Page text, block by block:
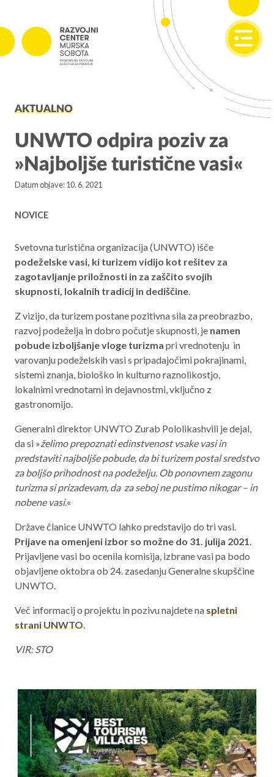
Projekti v izvajanju
Zaključeni projekti
PODJETNIŠTVO
SPOT
Invest Pomurje
REGIONALNI RAZVOJ
Aktualno programsko obdobje 2021 – 2027
Obmejna problemska območja
O NAS
NAŠE STORITVE
REGIJA
STIK
AKTUALNO
RAZPISI
AKTUALNO
UNWTO odpira poziv za
»Najboljše turistične vasi«
Datum objave: 10. 6. 2021
NOVICE
Svetovna turistična organizacija (UNWTO) išče
podeželske vasi, ki turizem vidijo kot rešitev za
zagotavljanje priložnosti in za zaščito svojih
skupnosti, lokalnih tradicij in dediščine.
Z vizijo, da turizem postane pozitivna sila za preobrazbo,
razvoj podeželja in dobro počutje skupnosti, je namen
pobude izboljšanje vloge turizma pri vrednotenju in
varovanju podeželskih vasi s pripadajočimi pokrajinami,
sistemi znanja, biološko in kulturno raznolikostjo,
lokalnimi vrednotami in dejavnostmi, vključno z
gastronomijo.
Generalni direktor UNWTO Zurab Pololikashvili je dejal,
da si »želimo prepoznati edinstvenost vsake vasi in
predstaviti najboljše pobude, da bi turizem postal sredstvo
za boljšo prihodnost na podeželju. Ob ponovnem zagonu
turizma si prizadevam, da za seboj ne pustimo nikogar – in
nobene vasi.«
Države članice UNWTO lahko predstavijo do tri vasi.
Prijave na omenjeni izbor so možne do 31. julija 2021.
Prijavljene vasi bo ocenila komisija, izbrane vasi pa bodo
objavljene oktobra ob 24. zasedanju Generalne skupščine
UNWTO.
Več informacij o projektu in pozivu najdete naspletni
strani UNWTO.
VIR: STO